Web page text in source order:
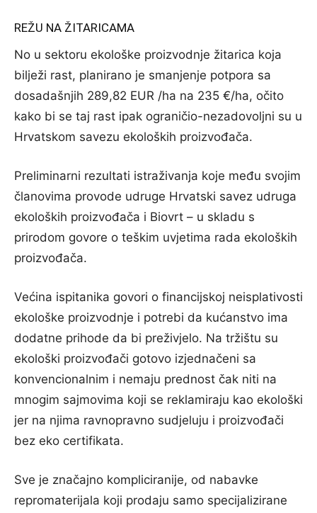
REŽU NA ŽITARICAMA
No u sektoru ekološke proizvodnje žitarica koja
bilježi rast, planirano je smanjenje potpora sa
dosadašnjih 289,82 EUR /ha na 235 €/ha, očito
kako bi se taj rast ipak ograničio-nezadovoljni su u
Hrvatskom savezu ekoloških proizvođača.
Preliminarni rezultati istraživanja koje među svojim
članovima provode udruge Hrvatski savez udruga
ekoloških proizvođača i Biovrt – u skladu s
prirodom govore o teškim uvjetima rada ekoloških
proizvođača.
Većina ispitanika govori o financijskoj neisplativosti
ekološke proizvodnje i potrebi da kućanstvo ima
dodatne prihode da bi preživjelo. Na tržištu su
ekološki proizvođači gotovo izjednačeni sa
konvencionalnim i nemaju prednost čak niti na
mnogim sajmovima koji se reklamiraju kao ekološki
jer na njima ravnopravno sudjeluju i proizvođači
bez eko certifikata.
Sve je značajno kompliciranije, od nabavke
repromaterijala koji prodaju samo specijalizirane